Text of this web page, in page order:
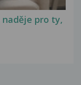
pro ty,